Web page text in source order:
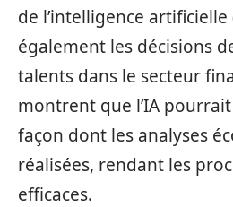
de l’intelligence
également les décisions
talents dans le secteur
montrent que l’IA
façon dont les analyses
réalisées, rendant les
efficaces.